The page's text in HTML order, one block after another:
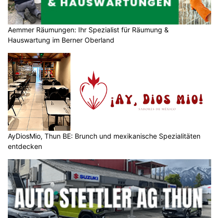
Aemmer Räumungen: Ihr Spezialist für Räumung &
Hauswartung im Berner Oberland
AyDiosMio, Thun BE: Brunch und mexikanische Spezialitäten
entdecken